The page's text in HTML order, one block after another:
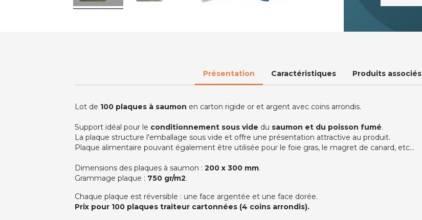
Présentation Caractéristiques Produits associés
Lot de 100 plaques à saumon en carton rigide or et argent avec coins arrondis.
Support idéal pour le conditionnement sous vide du saumon et du poisson fumé.
La plaque structure l'emballage sous vide et offre une présentation attractive au produit.
Plaque alimentaire pouvant également être utilisée pour le foie gras, le magret de canard, etc...
Dimensions des plaques à saumon :200 x 300 mm.
Grammage plaque : 750 gr/m2.
Chaque plaque est réversible : une face argentée et une face dorée.
Prix pour 100 plaques traiteur cartonnées (4 coins arrondis).